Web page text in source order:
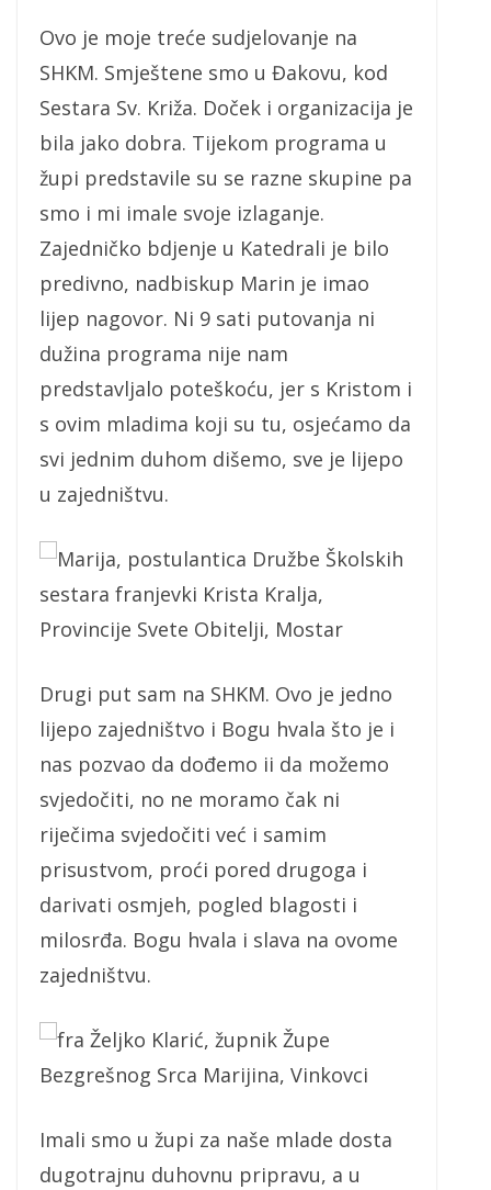
Ovo je moje treće sudjelovanje na
SHKM. Smještene smo u Đakovu, kod
Sestara Sv. Križa. Doček i organizacija je
bila jako dobra. Tijekom programa u
župi predstavile su se razne skupine pa
smo i mi imale svoje izlaganje.
Zajedničko bdjenje u Katedrali je bilo
predivno, nadbiskup Marin je imao
lijep nagovor. Ni 9 sati putovanja ni
dužina programa nije nam
predstavljalo poteškoću, jer s Kristom i
s ovim mladima koji su tu, osjećamo da
svi jednim duhom dišemo, sve je lijepo
u zajedništvu.
Marija, postulantica Družbe Školskih
sestara franjevki Krista Kralja,
Provincije Svete Obitelji, Mostar
Drugi put sam na SHKM. Ovo je jedno
lijepo zajedništvo i Bogu hvala što je i
nas pozvao da dođemo ii da možemo
svjedočiti, no ne moramo čak ni
riječima svjedočiti već i samim
prisustvom, proći pored drugoga i
darivati osmjeh, pogled blagosti i
milosrđa. Bogu hvala i slava na ovome
zajedništvu.
fra Željko Klarić, župnik Župe
Bezgrešnog Srca Marijina, Vinkovci
Imali smo u župi za naše mlade dosta
dugotrajnu duhovnu pripravu, a u